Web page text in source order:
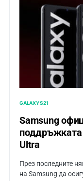
GALAXY S21
Samsung
поддръжката
Ultra
През последните
на Samsung да